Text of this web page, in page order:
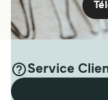
Service